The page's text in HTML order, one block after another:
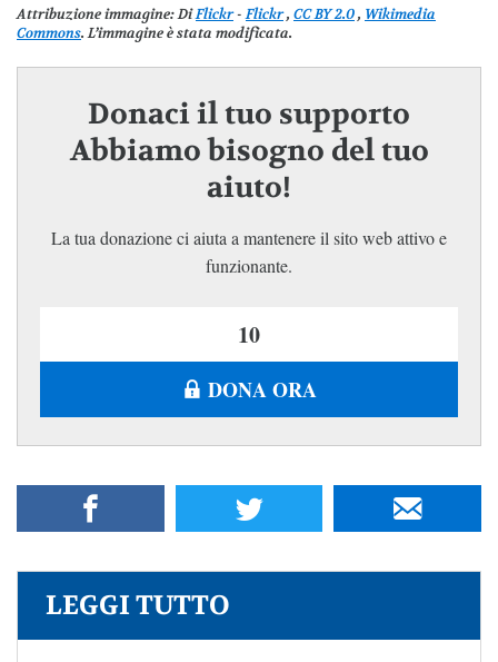
Attribuzione immagine:DiFlickr-Flickr, CC BY 2.0, Wikimedia
Commons. L’immagine è stata modificata.
Donaci il tuo supporto
Abbiamo bisogno del tuo
aiuto!
La tua donazione ci aiuta a mantenere il sito web attivo e
funzionante.
DONA ORA
LEGGI TUTTO